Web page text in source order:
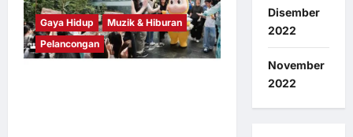
Kepelbagaian
Zhejiang
Gaya Hidup
Muzik & Hiburan
Pelancongan
Disember
2022
November
2022